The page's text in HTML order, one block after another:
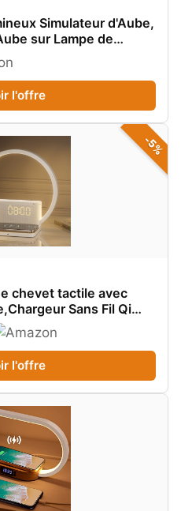
Simulateur d'Aube,
sur Lampe de
Reveil avec 30 Sons
de Luminosité-
l'offre
-5%
chevet tactile avec
Sans Fil Qi
de réveil,10 Sons
luminosité pour la
salon.
l'offre